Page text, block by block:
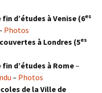
d’études à Venise (6es
Photos
à Londres (5es
fin d’études à Rome–
– Photos
de la Ville de